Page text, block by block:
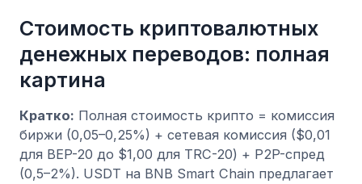
Стоимость криптовалютных
денежных переводов: полная
картина
Кратко: Полная стоимость крипто = комиссия
биржи (0,05–0,25%) + сетевая комиссия ($0,01
для BEP-20 до $1,00 для TRC-20) + P2P-спред
(0,5–2%). USDT на BNB Smart Chain предлагает